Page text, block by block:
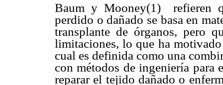
Baum y Mooney(1) refieren
perdido o dañado se basa en
transplante de órganos, pero
limitaciones, lo que ha
cual es definida como una
con métodos de ingeniería para
reparar el tejido dañado o